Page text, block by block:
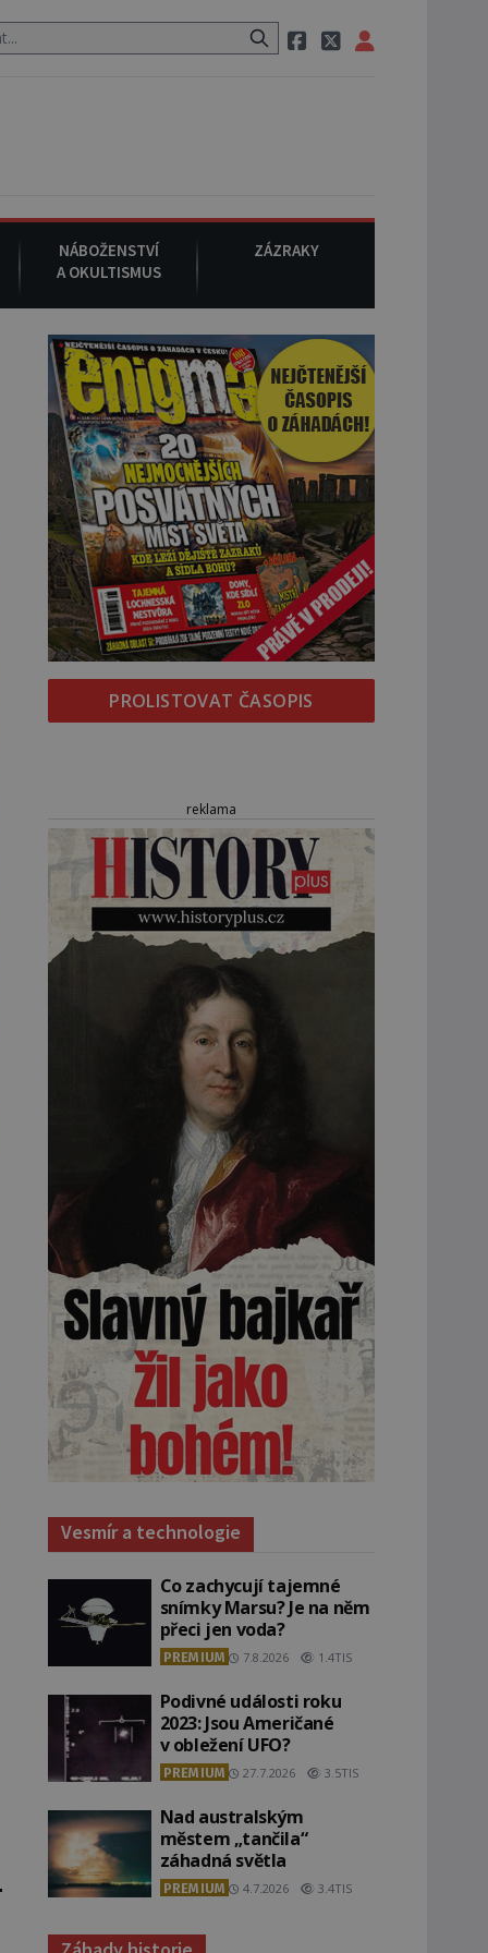
po cestě utíká zvláštní psovitá šelma, údajně bájná čupakabra.
NÁBOŽENSTVÍ
A OKULTISMUS
ZÁZRAKY
PROLISTOVAT ČASOPIS
reklama
Vesmír a technologie
Co zachycují tajemné
snímky Marsu? Je na něm
přeci jen voda?
PREMIUM 7.8.2026 1.4TIS
Podivné události roku
2023: Jsou Američané
v obležení UFO?
PREMIUM 27.7.2026 3.5TIS
Nad australským
městem „tančila“
záhadná světla
PREMIUM 4.7.2026 3.4TIS